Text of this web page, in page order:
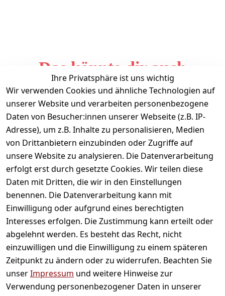
Das könnte dir auch
gefallen
Ihre Privatsphäre ist uns wichtig
Wir verwenden Cookies und ähnliche Technologien auf
unserer Website und verarbeiten personenbezogene
Daten von Besucher:innen unserer Webseite (z.B. IP-
Adresse), um z.B. Inhalte zu personalisieren, Medien
von Drittanbietern einzubinden oder Zugriffe auf
unsere Website zu analysieren. Die Datenverarbeitung
erfolgt erst durch gesetzte Cookies. Wir teilen diese
Daten mit Dritten, die wir in den Einstellungen
benennen. Die Datenverarbeitung kann mit
Einwilligung oder aufgrund eines berechtigten
Interesses erfolgen. Die Zustimmung kann erteilt oder
abgelehnt werden. Es besteht das Recht, nicht
einzuwilligen und die Einwilligung zu einem späteren
Zeitpunkt zu ändern oder zu widerrufen. Beachten Sie
unserImpressum und weitere Hinweise zur
Verwendung personenbezogener Daten in unserer
Informationen
Mein Konto
Vertrag widerrufen
Unternehmen